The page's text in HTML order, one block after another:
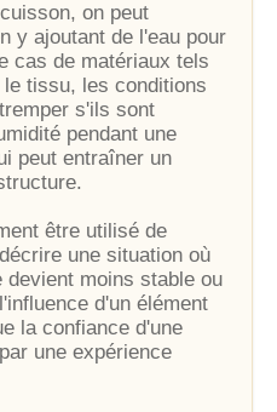
on peut
y ajoutant de l'eau pour
cas de matériaux tels
tissu, les conditions
s'ils sont
pendant une
peut entraîner un
être utilisé de
une situation où
devient moins stable ou
d'un élément
la confiance d'une
une expérience